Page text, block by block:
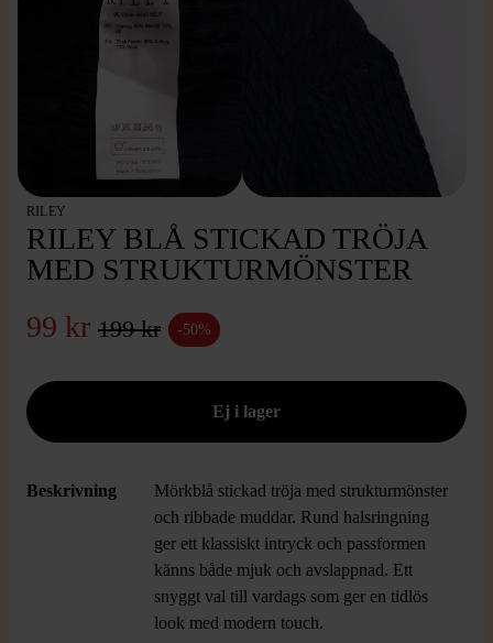
RILEY
RILEY BLÅ STICKAD TRÖJA
MED STRUKTURMÖNSTER
99 kr 199 kr -50%
Beskrivning
Mörkblå stickad tröja med strukturmönster
och ribbade muddar. Rund halsringning
ger ett klassiskt intryck och passformen
känns både mjuk och avslappnad. Ett
snyggt val till vardags som ger en tidlös
look med modern touch.